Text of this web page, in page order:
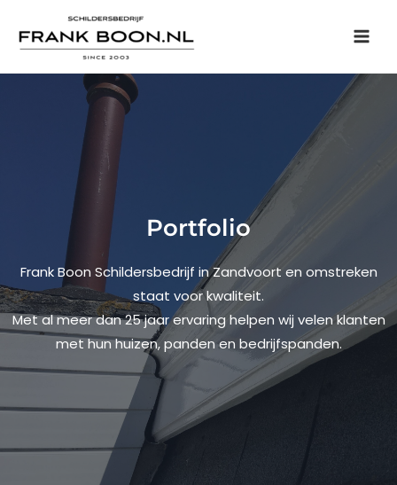
Portfolio
Frank Boon Schildersbedrijf in Zandvoort en omstreken
staat voor kwaliteit.
Met al meer dan 25 jaar ervaring helpen wij velen klanten
met hun huizen, panden en bedrijfspanden.